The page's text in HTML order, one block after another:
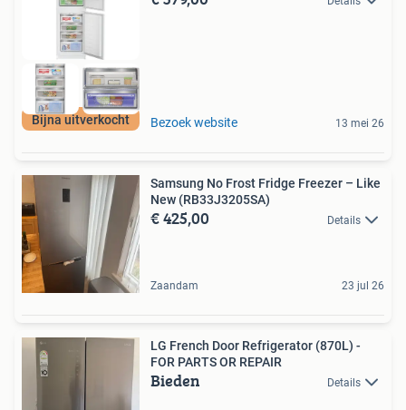
Bijna uitverkocht Bezoek website 13 mei 26
Samsung No Frost Fridge Freezer – Like
New (RB33J3205SA)
€ 425,00 Details
Zaandam 23 jul 26
LG French Door Refrigerator (870L) -
FOR PARTS OR REPAIR
Bieden Details